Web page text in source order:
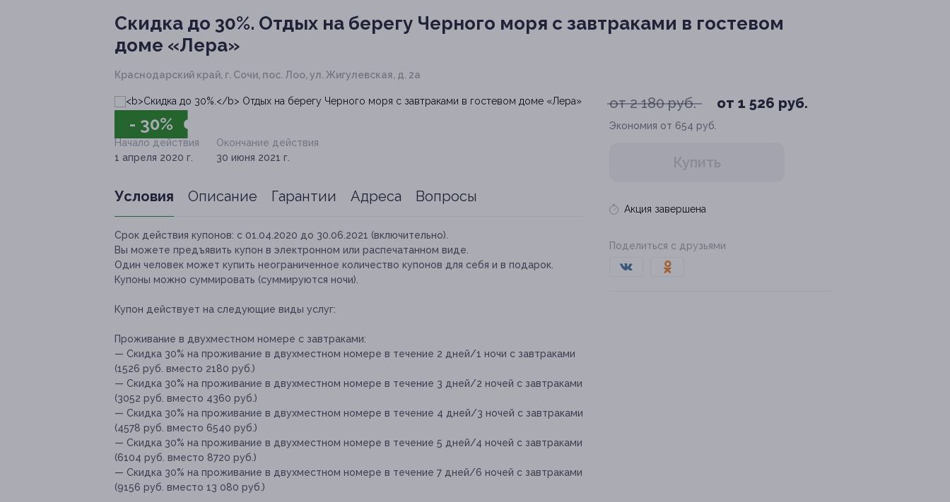
Скидка до 30%. Отдых на берегу Черного моря с завтраками в гостевом
доме «Лера»
Краснодарский край, г. Сочи, пос. Лоо, ул. Жигулевская, д. 2а
- 30%
от 2 180 руб. от 1 526 руб.
Экономия от 654 руб.
Купить
Акция завершена
Поделиться с друзьями
Начало действия
1 апреля 2020 г.
Окончание действия
30 июня 2021 г.
Условия Описание Гарантии Адреса Вопросы
Срок действия купонов: с 01.04.2020 до 30.06.2021 (включительно).
Вы можете предъявить купон в электронном или распечатанном виде.
Один человек может купить неограниченное количество купонов для себя и в подарок.
Купоны можно суммировать (суммируются ночи).
Купон действует на следующие виды услуг:
Проживание в двухместном номере с завтраками:
— Скидка 30% на проживание в двухместном номере в течение 2 дней/1 ночи с завтраками
(1526 руб. вместо 2180 руб.)
— Скидка 30% на проживание в двухместном номере в течение 3 дней/2 ночей с завтраками
(3052 руб. вместо 4360 руб.)
— Скидка 30% на проживание в двухместном номере в течение 4 дней/3 ночей с завтраками
(4578 руб. вместо 6540 руб.)
— Скидка 30% на проживание в двухместном номере в течение 5 дней/4 ночей с завтраками
(6104 руб. вместо 8720 руб.)
— Скидка 30% на проживание в двухместном номере в течение 7 дней/6 ночей с завтраками
(9156 руб. вместо 13 080 руб.)